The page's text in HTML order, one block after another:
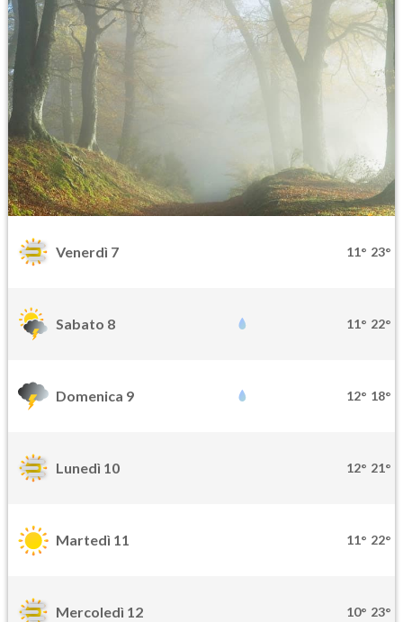
Venerdì 7 11° 23°
Sabato 8 11° 22°
Domenica 9 12° 18°
Lunedì 10 12° 21°
Martedì 11 11° 22°
Mercoledì 12 10° 23°